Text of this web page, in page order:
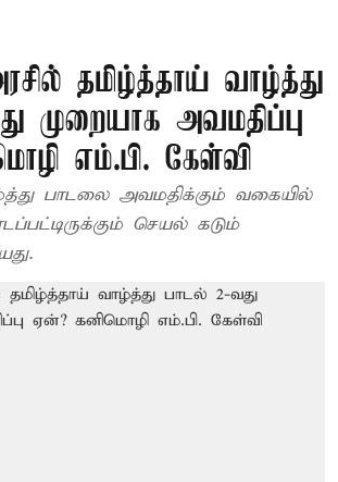
தமிழ்த்தாய் வாழ்த்து
முறையாக அவமதிப்பு
எம்.பி. கேள்வி
பாடலை அவமதிக்கும் வகையில்
செயல் கடும்